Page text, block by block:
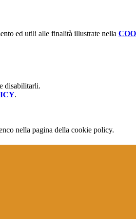
ed utili alle finalità illustrate nella
disabilitarli.
.
nella pagina della cookie policy.